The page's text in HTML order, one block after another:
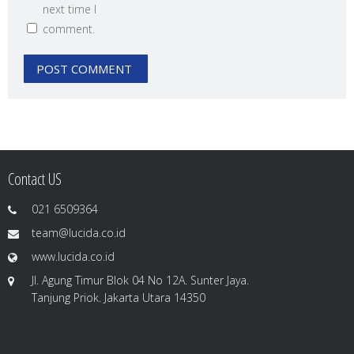
next time I
comment.
Contact US
021 6509364
team@lucida.co.id
www.lucida.co.id
Jl. Agung Timur Blok 04 No 12A. Sunter Jaya.
Tanjung Priok. Jakarta Utara 14350